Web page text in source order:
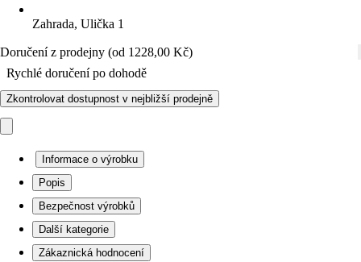
Zahrada, Ulička 1
Doručení z prodejny (od 1228,00 Kč)
Rychlé doručení po dohodě
Zkontrolovat dostupnost v nejbližší prodejně
Informace o výrobku
Popis
Bezpečnost výrobků
Další kategorie
Zákaznická hodnocení